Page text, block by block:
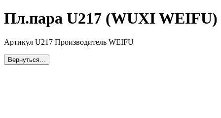
Пл.пара U217 (WUXI WEIFU)
Артикул U217 Производитель WEIFU
Вернуться...